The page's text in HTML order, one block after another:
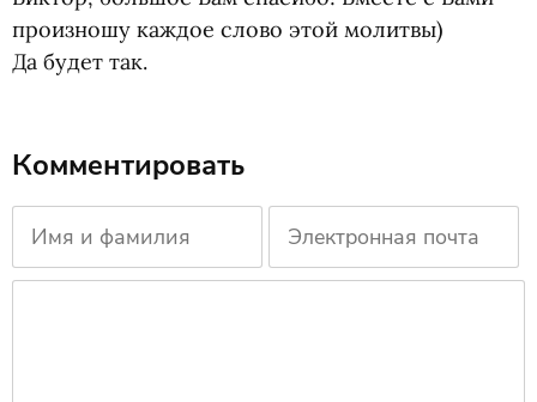
произношу каждое слово этой молитвы)
Да будет так.
Комментировать